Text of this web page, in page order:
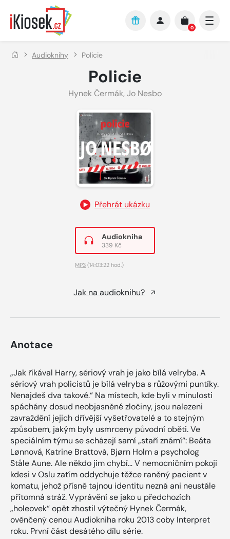
Přejít na hlavní obsah
0
Audioknihy Policie
Policie
Hynek Čermák, Jo Nesbo
Přehrát ukázku
Audiokniha
339 Kč
MP3 (14:03:22 hod.)
Jak na audioknihu?
Anotace
„Jak říkával Harry, sériový vrah je jako bílá velryba. A
sériový vrah policistů je bílá velryba s růžovými puntíky.
Nenajdeš dva takové.“ Na místech, kde byli v minulosti
spáchány dosud neobjasněné zločiny, jsou nalezeni
zavraždění jejich dřívější vyšetřovatelé a to stejným
způsobem, jakým byly usmrceny původní oběti. Ve
speciálním týmu se scházejí samí „staří známí“: Beáta
Lønnová, Katrine Brattová, Bjørn Holm a psycholog
Ståle Aune. Ale někdo jim chybí… V nemocničním pokoji
kdesi v Oslu zatím oddychuje těžce raněný pacient v
komatu, jehož přísně tajnou identitu nezná ani neustále
přítomná stráž. Vyprávění se jako u předchozích
„holeovek“ opět zhostil výtečný Hynek Čermák,
ověnčený cenou Audiokniha roku 2013 coby Interpret
roku. První část desátého dílu série.